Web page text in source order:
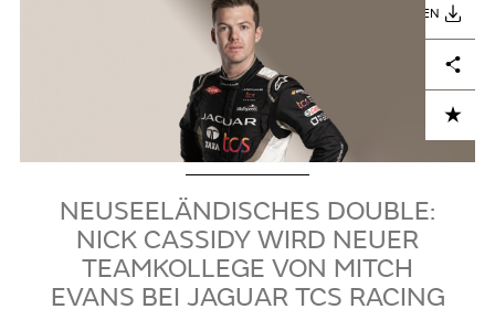
HERUNTERLADEN
Share
NEUSEELÄNDISCHES DOUBLE:
NICK CASSIDY WIRD NEUER
TEAMKOLLEGE VON MITCH
EVANS BEI JAGUAR TCS RACING